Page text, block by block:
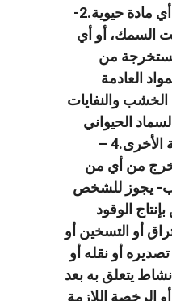
سكر متخمر أو قش أو أي مادة حيوية.2-
السمك، أو أي
من
المواد العادمة
والنفايات
الحيواني
وبقايا الفضلات العضوية الأخرى.4 –
من أي من
يجوز للشخص
الوقود
أو التسخين أو
تصديره أو نقله أو
يتعلق به بعد
الرخصة اللازمة